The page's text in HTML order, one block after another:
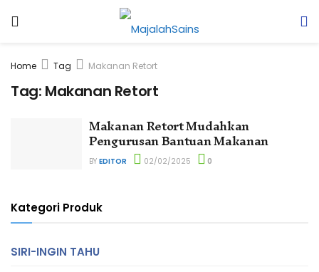
Home Tag Makanan Retort
Tag: Makanan Retort
Makanan Retort Mudahkan
Pengurusan Bantuan Makanan
BY EDITOR 02/02/2025 0
Kategori Produk
SIRI-INGIN TAHU